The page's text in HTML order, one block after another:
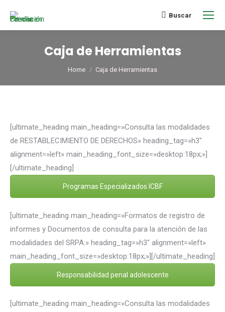
Buscar
Caja de Herramientas
You are here:
Home Caja de Herramientas
[ultimate_heading main_heading=»Consulta las modalidades
de RESTABLECIMIENTO DE DERECHOS» heading_tag=»h3″
alignment=»left» main_heading_font_size=»desktop:18px;»]
[/ultimate_heading]
Programas Especializados ICBF
[ultimate_heading main_heading=»Formatos de registro de
informes y Documentos de consulta para la atención de las
modalidades del SRPA:» heading_tag=»h3″ alignment=»left»
main_heading_font_size=»desktop:18px;»][/ultimate_heading]
Responsabilidad penal adolescente
[ultimate_heading main_heading=»Consulta las modalidades